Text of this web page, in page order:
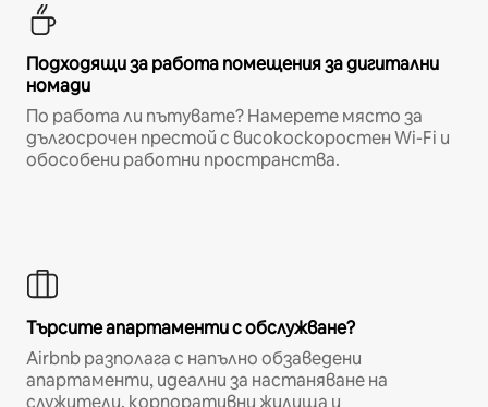
Подходящи за работа помещения за дигитални
номади
По работа ли пътувате? Намерете място за
дългосрочен престой с високоскоростен Wi-Fi и
обособени работни пространства.
Търсите апартаменти с обслужване?
Airbnb разполага с напълно обзаведени
апартаменти, идеални за настаняване на
служители, корпоративни жилища и